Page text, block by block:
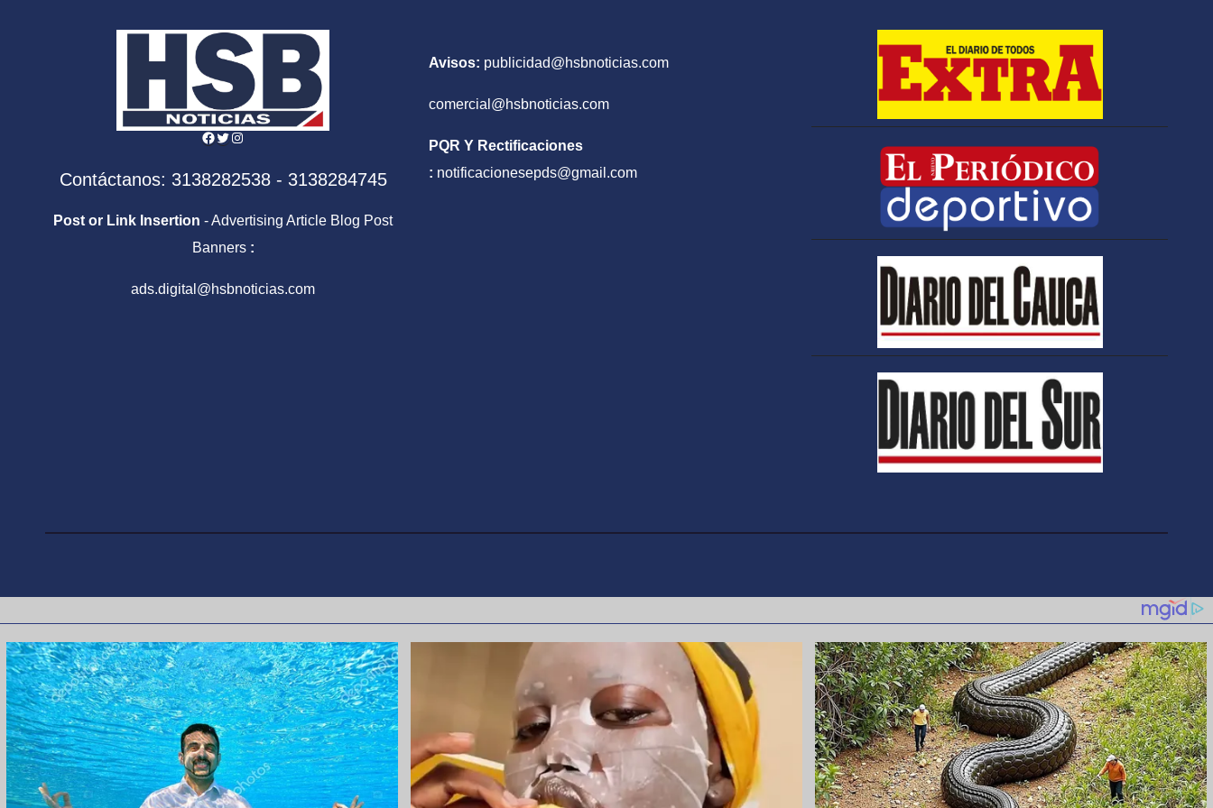
Facebook
Twitter
Instagram
Contáctanos: 3138282538 - 3138284745
Post or Link Insertion - Advertising Article Blog Post
Banners :
ads.digital@hsbnoticias.com
Avisos: publicidad@hsbnoticias.com
comercial@hsbnoticias.com
PQR Y Rectificaciones
: notificacionesepds@gmail.com